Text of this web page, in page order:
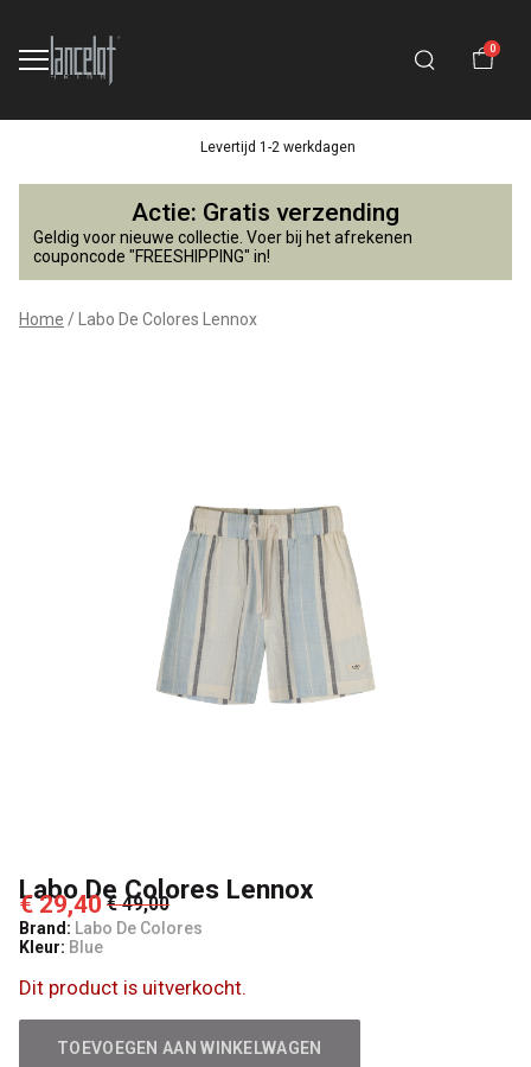
0
Levertijd 1-2 werkdagen
Labo
De
Colores
Lennox
Actie: Gratis verzending
Geldig voor nieuwe collectie. Voer bij het afrekenen
couponcode "FREESHIPPING" in!
Home Labo De Colores Lennox
Labo De Colores Lennox
€ 29,40 € 49,00
Brand: Labo De Colores
Kleur: Blue
Dit product is uitverkocht.
TOEVOEGEN AAN WINKELWAGEN